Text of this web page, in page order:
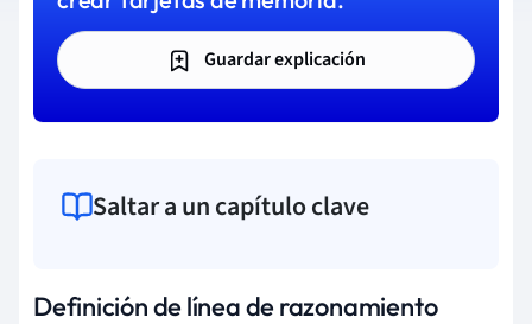
Guardar explicación
Saltar a un capítulo clave
Definición de línea de razonamiento